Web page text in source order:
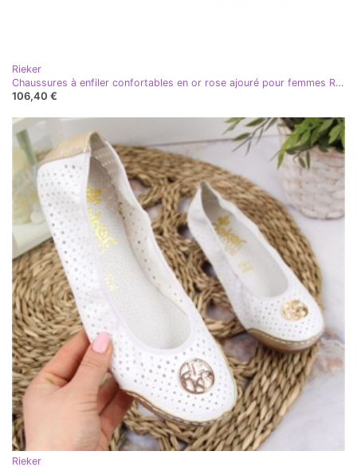
Rieker
Chaussures à enfiler confortables en or rose ajouré pour femmes Rieker L7852-31 doré
106,40 €
Rieker